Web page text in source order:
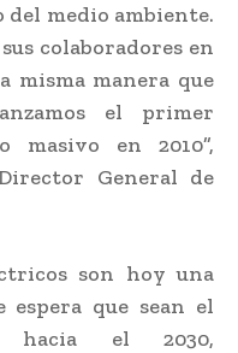
del medio ambiente.
colaboradores en
misma manera que
el primer
masivo en 2010”,
General de
son hoy una
que sean el
hacia el 2030,